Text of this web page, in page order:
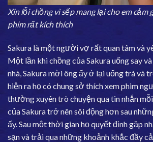
Xin lỗi chồng vì sếp mang lại cho em cảm
phim rất kích thích
Sakura là một người vợ rất quan tâm và
Một lần khi chồng của Sakura uống say
nhà, Sakura mời ông ấy ở lại uống trà và
hiện ra họ có chung sở thích xem phim
thường xuyên trò chuyện qua tin nhắn
của Sakura trở nên sôi động hơn sau
ấy. Sau một thời gian họ quyết định gặp
sạn và trải qua những khoảnh khắc đầy